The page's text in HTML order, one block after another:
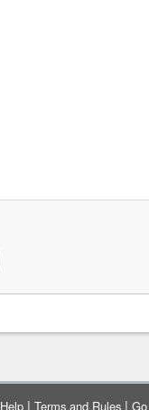
Help | Terms and Rules |